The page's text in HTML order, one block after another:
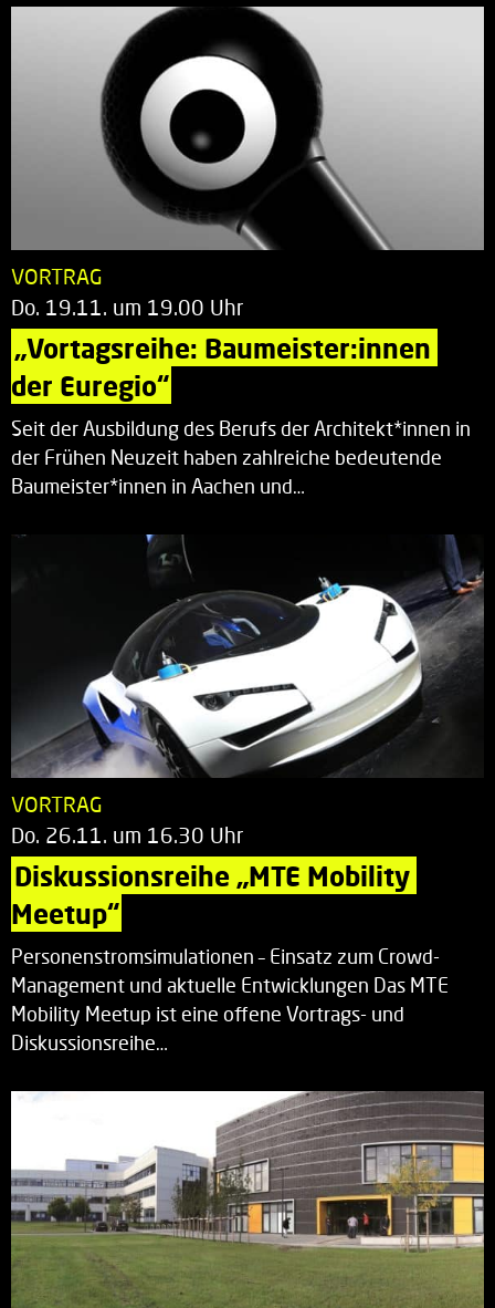
VORTRAG
Do. 19.11. um 19.00 Uhr
„Vortagsreihe: Baumeister:innen
der Euregio“
Seit der Ausbildung des Berufs der Architekt*innen in
der Frühen Neuzeit haben zahlreiche bedeutende
Baumeister*innen in Aachen und…
VORTRAG
Do. 26.11. um 16.30 Uhr
Diskussionsreihe „MTE Mobility
Meetup“
Personenstromsimulationen – Einsatz zum Crowd-
Management und aktuelle Entwicklungen Das MTE
Mobility Meetup ist eine offene Vortrags- und
Diskussionsreihe…